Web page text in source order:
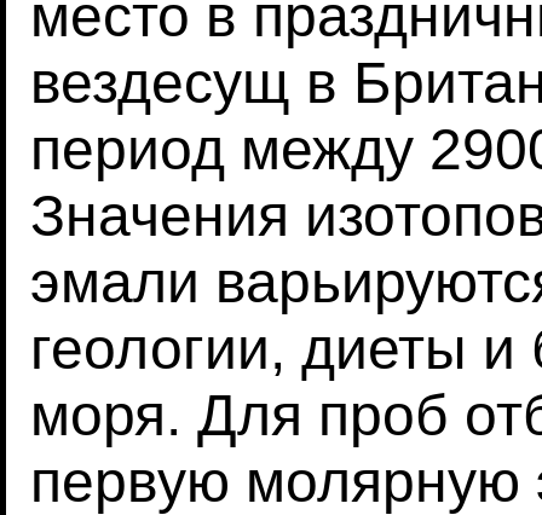
место в
вездесущ в
период между
Значения
эмали
геологии, диеты и
моря. Для проб
первую молярную